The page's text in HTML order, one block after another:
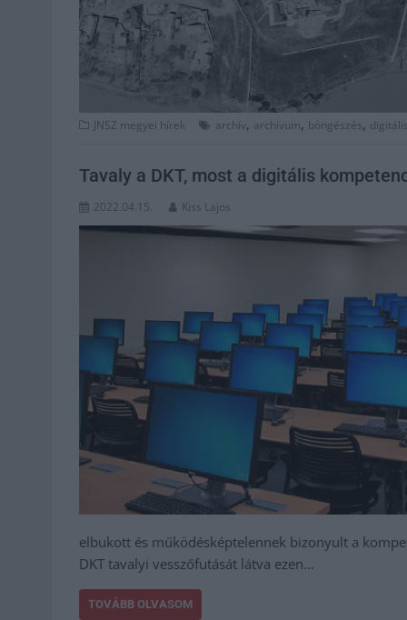
JNSZ megyei hírek archív, archívum, böngészés, digitális
Tavaly a DKT, most a digitális
2022.04.15. Kiss Lajos
elbukott és működésképtelennek bizonyult a
DKT tavalyi vesszőfutását látva ezen…
TOVÁBB OLVASOM